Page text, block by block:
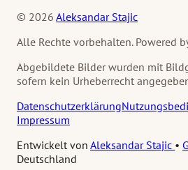
© 2026 Aleksandar Stajic
Alle Rechte vorbehalten. Powered
Abgebildete Bilder wurden mit
sofern kein Urheberrecht
Datenschutzerklärung
Impressum
Entwickelt von Aleksandar Stajic •
Deutschland